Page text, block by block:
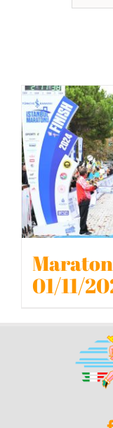
CALENDARIO
BLOG
CONTATTACI
01/11/